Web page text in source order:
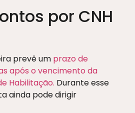
por CNH
prevê um prazo de
após o vencimento da
Habilitação. Durante esse
ainda pode dirigir